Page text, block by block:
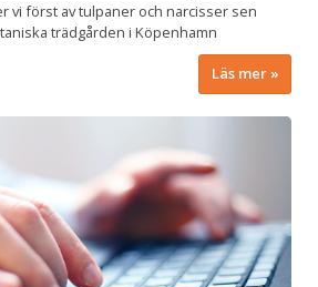
vi först av tulpaner och narcisser sen
trädgården i Köpenhamn
Läs mer